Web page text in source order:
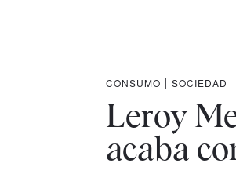
CONSUMO | SOCIEDAD
Leroy
acaba